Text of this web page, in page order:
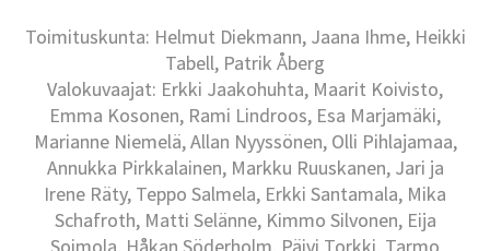
Toimituskunta: Helmut Diekmann, Jaana Ihme, Heikki
Tabell, Patrik Åberg
Valokuvaajat: Erkki Jaakohuhta, Maarit Koivisto,
Emma Kosonen, Rami Lindroos, Esa Marjamäki,
Marianne Niemelä, Allan Nyyssönen, Olli Pihlajamaa,
Annukka Pirkkalainen, Markku Ruuskanen, Jari ja
Irene Räty, Teppo Salmela, Erkki Santamala, Mika
Schafroth, Matti Selänne, Kimmo Silvonen, Eija